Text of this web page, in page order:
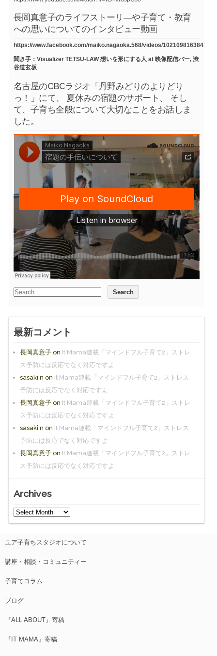
長岡真意子のライフストーリ―や子育て・教育
への思いについてのインタビュー動画
https://www.facebook.com/maiko.nagaoka.568/videos/
聞き手：Visualizer TETSU-LAW 想いを形にする人 at 映像配信バー, 渋
谷道玄坂
名古屋のCBCラジオ「丹野みどりのよりどり
っ！」にて、 夏休みの宿題のサポート、 そし
て、子育ち全般について大切なことをお話しま
した。
最新コメント
長岡真意子on It Mama連載「マインドフル子育て2」ストレ
ス予防には反応でなく対応ですよ
sasaki,n on It Mama連載「マインドフル子育て2」ストレス
予防には反応でなく対応ですよ
長岡真意子on It Mama連載「マインドフル子育て2」ストレ
ス予防には反応でなく対応ですよ
sasaki,n on It Mama連載「マインドフル子育て2」ストレス
予防には反応でなく対応ですよ
長岡真意子on It Mama連載「マインドフル子育て2」ストレ
ス予防には反応でなく対応ですよ
Archives
ユア子育ちスタジオについて
講座・相談・コミュニティー
子育てコラム
ブログ
『ALL ABOUT』寄稿
『IT MAMA』寄稿